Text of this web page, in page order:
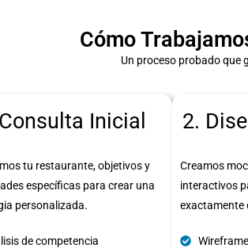
Cómo
Un proceso probado que
Inicial
tu restaurante, objetivos y
específicas para crear una
personalizada.
de competencia
2.
Creamos
interactivos
exactamente